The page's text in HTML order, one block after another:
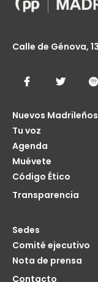
Calle de Génova,
Nuevos Madrileños
Tu voz
Agenda
Muévete
Código Ético
Transparencia
Sedes
Comité ejecutivo
Nota de prensa
Contacto